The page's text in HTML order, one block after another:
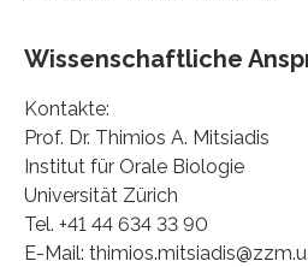
Wissenschaftliche
Kontakte:
Prof. Dr. Thimios A. Mitsiadis
Institut für Orale Biologie
Universität Zürich
Tel. +41 44 634 33 90
E-Mail: